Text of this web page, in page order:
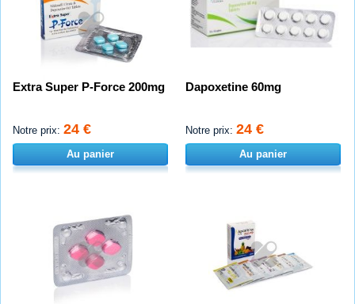
Extra Super P-Force 200mg
Notre prix: 24 €
Au panier
Dapoxetine 60mg
Notre prix: 24 €
Au panier